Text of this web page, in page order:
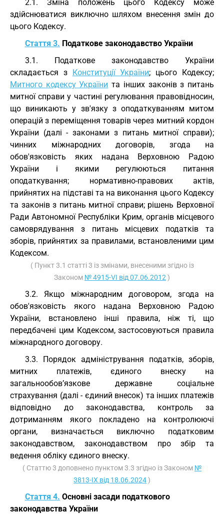
2.1. Зміна положень цього Кодексу може
здійснюватися виключно шляхом внесення змін до
цього Кодексу.
Стаття 3. Податкове законодавство України
3.1. Податкове законодавство України
складається з Конституції України; цього Кодексу;
Митного кодексу України та інших законів з питань
митної справи у частині регулювання правовідносин,
що виникають у зв'язку з оподаткуванням митом
операцій з переміщення товарів через митний кордон
України (далі - законами з питань митної справи);
чинних міжнародних договорів, згода на
обов'язковість яких надана Верховною Радою
України і якими регулюються питання
оподаткування; нормативно-правових актів,
прийнятих на підставі та на виконання цього Кодексу
та законів з питань митної справи; рішень Верховної
Ради Автономної Республіки Крим, органів місцевого
самоврядування з питань місцевих податків та
зборів, прийнятих за правилами, встановленими цим
Кодексом.
( Пункт 3.1 статті 3 із змінами, внесеними згідно із
Законом № 4915-VI від 07.06.2012 )
3.2. Якщо міжнародним договором, згода на
обов'язковість якого надана Верховною Радою
України, встановлено інші правила, ніж ті, що
передбачені цим Кодексом, застосовуються правила
міжнародного договору.
3.3. Порядок адміністрування податків, зборів,
митних платежів, єдиного внеску на
загальнообов’язкове державне соціальне
страхування (далі - єдиний внесок) та інших платежів
відповідно до законодавства, контроль за
дотриманням якого покладено на контролюючі
органи, визначається виключно податковим
законодавством, законодавством про збір та
ведення обліку єдиного внеску.
( Статтю 3 доповнено пунктом 3.3 згідно із Законом №
3813-IX від 18.06.2024)
Стаття 4. Основні засади податкового
законодавства України